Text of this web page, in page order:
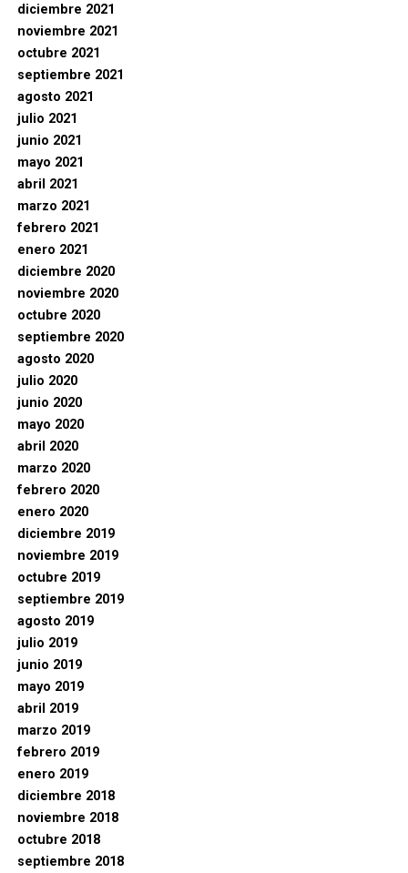
diciembre 2021
noviembre 2021
octubre 2021
septiembre 2021
agosto 2021
julio 2021
junio 2021
mayo 2021
abril 2021
marzo 2021
febrero 2021
enero 2021
diciembre 2020
noviembre 2020
octubre 2020
septiembre 2020
agosto 2020
julio 2020
junio 2020
mayo 2020
abril 2020
marzo 2020
febrero 2020
enero 2020
diciembre 2019
noviembre 2019
octubre 2019
septiembre 2019
agosto 2019
julio 2019
junio 2019
mayo 2019
abril 2019
marzo 2019
febrero 2019
enero 2019
diciembre 2018
noviembre 2018
octubre 2018
septiembre 2018